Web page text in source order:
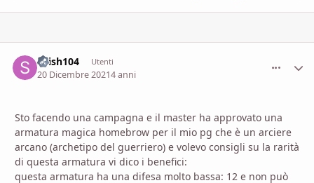
shish104 Utenti
20 Dicembre 20214 anni
Sto facendo una campagna e il master ha approvato una
armatura magica homebrow per il mio pg che è un arciere
arcano (archetipo del guerriero) e volevo consigli su la rarità
di questa armatura vi dico i benefici:
questa armatura ha una difesa molto bassa: 12 e non può